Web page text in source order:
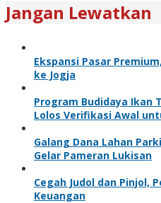
Jangan Lewatkan
Ekspansi Pasar
ke Jogja
Program Budidaya Ikan
Lolos Verifikasi Awal
Galang Dana Lahan
Gelar Pameran Lukisan
Cegah Judol dan Pinjol,
Keuangan